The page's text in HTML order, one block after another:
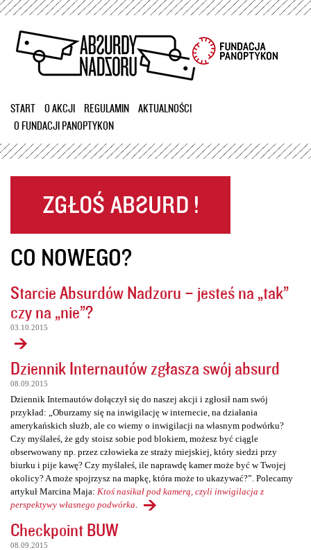
Przejdź
treści
START O AKCJI REGULAMIN
AKTUALNOŚCI
O FUNDACJI PANOPTYKON
CO NOWEGO?
Starcie Absurdów Nadzoru – jesteś na „tak”
czy na „nie”?
03.10.2015
Dziennik Internautów zgłasza swój absurd
08.09.2015
Dziennik Internautów dołączył się do naszej akcji i zgłosił nam swój
przykład: „Oburzamy się na inwigilację w internecie, na działania
amerykańskich służb, ale co wiemy o inwigilacji na własnym podwórku?
Czy myślałeś, że gdy stoisz sobie pod blokiem, możesz być ciągle
obserwowany np. przez człowieka ze straży miejskiej, który siedzi przy
biurku i pije kawę? Czy myślałeś, ile naprawdę kamer może być w Twojej
okolicy? A może spojrzysz na mapkę, która może to ukazywać?”. Polecamy
artykuł Marcina Maja: Ktoś nasikał pod kamerą, czyli inwigilacja z
perspektywy własnego podwórka
Checkpoint BUW
08.09.2015